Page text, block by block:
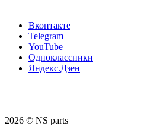
Вконтакте
Telegram
YouTube
Одноклассники
Яндекс.Дзен
2026 © NS parts